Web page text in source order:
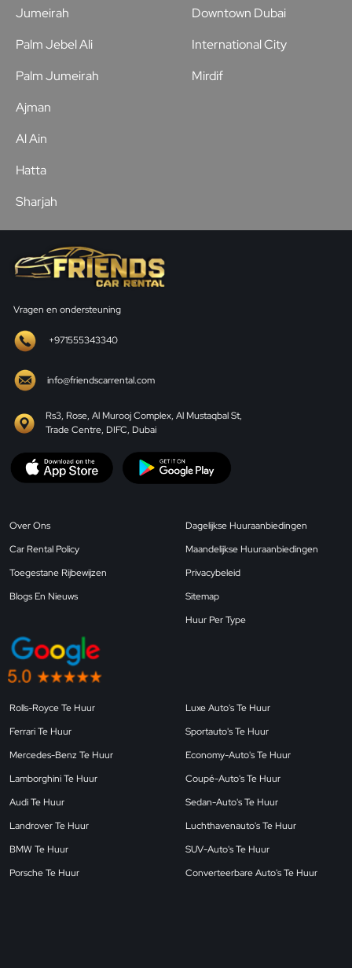
Jumeirah
Palm Jebel Ali
Palm Jumeirah
Downtown Dubai
International City
Mirdif
Ajman
Al Ain
Hatta
Sharjah
Vragen en ondersteuning
+971555343340
info@friendscarrental.com
Rs3, Rose, Al Murooj Complex, Al Mustaqbal St,
Trade Centre, DIFC, Dubai
Over Ons
Car Rental Policy
Toegestane Rijbewijzen
Blogs En Nieuws
Dagelijkse Huuraanbiedingen
Maandelijkse Huuraanbiedingen
Privacybeleid
Sitemap
Huur Per Type
Rolls-Royce Te Huur
Ferrari Te Huur
Mercedes-Benz Te Huur
Lamborghini Te Huur
Audi Te Huur
Landrover Te Huur
BMW Te Huur
Porsche Te Huur
Luxe Auto's Te Huur
Sportauto's Te Huur
Economy-Auto's Te Huur
Coupé-Auto's Te Huur
Sedan-Auto's Te Huur
Luchthavenauto's Te Huur
SUV-Auto's Te Huur
Converteerbare Auto's Te Huur